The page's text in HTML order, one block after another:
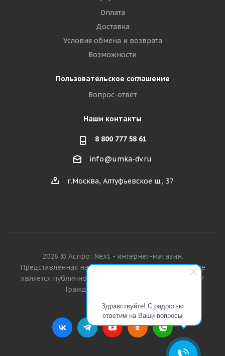
Здравствуйте! С радостью
ответим на Ваши вопросы
Оплата
Доставка
Условия обмена и возврата
Возможности
Пользовательское соглашение
Вопрос-ответ
Наши контакты
8 800 777 58 61
info@umka-dv.ru
г.Москва, Алтуфьевское ш., 37
2026 © Аспро: Next - интернет-магазин.
Представленная на сайте информация о товарах не
является публичной офертой в значении п. 2 ст. 437
Гражданского кодекса РФ.